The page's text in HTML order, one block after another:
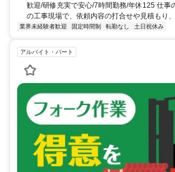
歓迎/研修充実で安心/7時間勤務/年休125 仕事
の工事現場で、依頼内容の打合せや見積もり
業界未経験者歓迎 固定時間制 転勤なし 土日祝休み
アルバイト・パート